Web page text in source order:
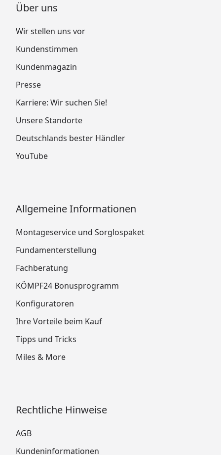
Über uns
Wir stellen uns vor
Kundenstimmen
Kundenmagazin
Presse
Karriere: Wir suchen Sie!
Unsere Standorte
Deutschlands bester Händler
YouTube
Allgemeine Informationen
Montageservice und Sorglospaket
Fundamenterstellung
Fachberatung
KÖMPF24 Bonusprogramm
Konfiguratoren
Ihre Vorteile beim Kauf
Tipps und Tricks
Miles & More
Rechtliche Hinweise
AGB
Kundeninformationen